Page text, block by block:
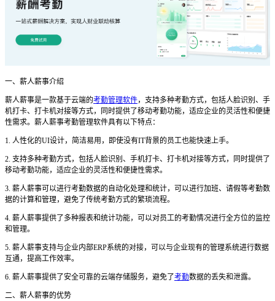
一、薪人薪事介绍
薪人薪事是一款基于云端的考勤管理软件，支持多种考勤方式，包括人脸识别、手
机打卡、打卡机对接等方式，同时提供了移动考勤功能，适应企业的灵活性和便捷
性需求。薪人薪事考勤管理软件具有以下特点：
1. 人性化的UI设计，简洁易用，即使没有IT背景的员工也能快速上手。
2. 支持多种考勤方式，包括人脸识别、手机打卡、打卡机对接等方式，同时提供了
移动考勤功能，适应企业的灵活性和便捷性需求。
3. 薪人薪事可以进行考勤数据的自动化处理和统计，可以进行加班、请假等考勤数
据的计算和管理，避免了传统考勤方式的繁琐流程。
4. 薪人薪事提供了多种报表和统计功能，可以对员工的考勤情况进行全方位的监控
和管理。
5. 薪人薪事支持与企业内部ERP系统的对接，可以与企业现有的管理系统进行数据
互通，提高工作效率。
6. 薪人薪事提供了安全可靠的云端存储服务，避免了考勤数据的丢失和泄露。
二、薪人薪事的优势